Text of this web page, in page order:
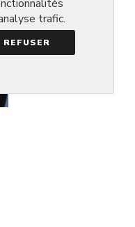
trafic.
REFUSER